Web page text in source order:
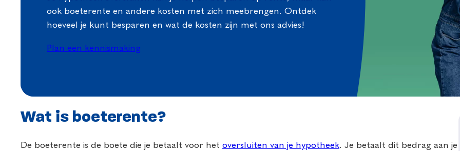
ook boeterente en andere kosten met zich meebrengen. Ontdek
hoeveel je kunt besparen en wat de kosten zijn met ons advies!
Plan een kennismaking
Wat is boeterente?
De boeterente is de boete die je betaalt voor het oversluiten van je hypotheek. Je betaalt dit bedrag aan je